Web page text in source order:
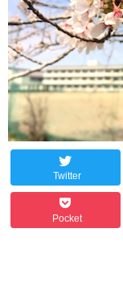
Twitter
Pocket